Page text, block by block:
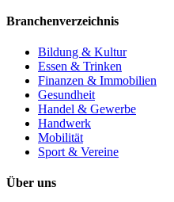
Branchenverzeichnis
Bildung & Kultur
Essen & Trinken
Finanzen & Immobilien
Gesundheit
Handel & Gewerbe
Handwerk
Mobilität
Sport & Vereine
Über uns